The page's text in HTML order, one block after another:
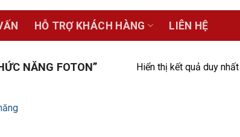
HỖ TRỢ KHÁCH HÀNG LIÊN HỆ
NĂNG FOTON” Hiển thị kết quả duy nhất